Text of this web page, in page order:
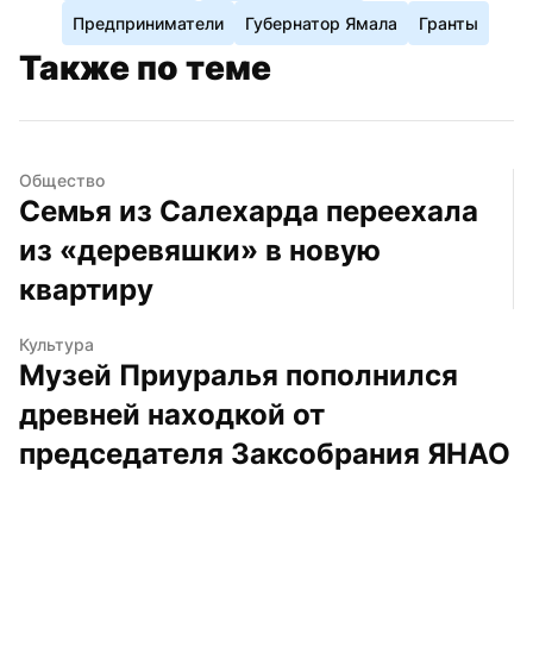
Предприниматели Губернатор Ямала Гранты
Также по теме
Общество
Семья из Салехарда переехала
из «деревяшки» в новую
квартиру
Культура
Музей Приуралья пополнился
древней находкой от
председателя Заксобрания ЯНАО